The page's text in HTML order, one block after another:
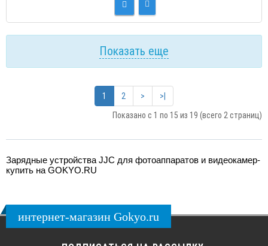
Показать еще
1 2 >
>|
Показано с 1 по 15 из 19 (всего 2 страниц)
Зарядные устройства JJC для фотоаппаратов и видеокамер-
купить на GOKYO.RU
интернет-магазин Gokyo.ru